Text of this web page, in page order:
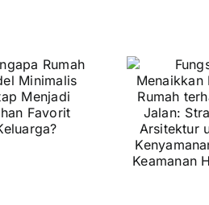
Rumah
terhadap
Jalan:
Strategi